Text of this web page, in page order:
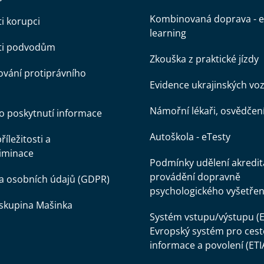
korupci
podvodům
protiprávního
poskytnutí informace
a
osobních údajů (GDPR)
Mašinka
Kombinovaná doprava -
learning
Zkouška z praktické jízdy
Evidence ukrajinských
Námořní lékaři,
Autoškola - eTesty
Podmínky udělení
provádění dopravně
psychologického
Systém vstupu/výstupu
Evropský systém pro
informace a povolení